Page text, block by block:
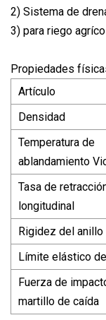
2) Sistema de
3) para riego
Propiedades
Artículo
Densidad
Temperatura de
ablandamiento
Tasa de
longitudinal
Rigidez del anillo
Límite elástico
Fuerza de
martillo de caída